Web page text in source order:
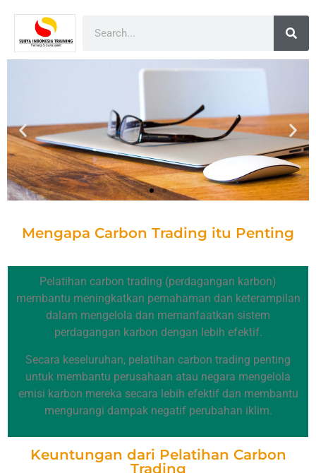
Mengapa Carbon Trading itu Penting
Pelatihan carbon trading (perdagangan karbon)
membantu meningkatkan pemahaman dan keterampilan
dalam mengelola dan memanfaatkan sistem
perdagangan karbon dengan lebih efektif.
Secara keseluruhan, pelatihan carbon trading penting
untuk membantu perusahaan atau negara mengelola
emisi karbon mereka secara lebih efektif dan membantu
mengurangi dampak negatif perubahan iklim.
Keuntungan dari Pelatihan Carbon
Trading